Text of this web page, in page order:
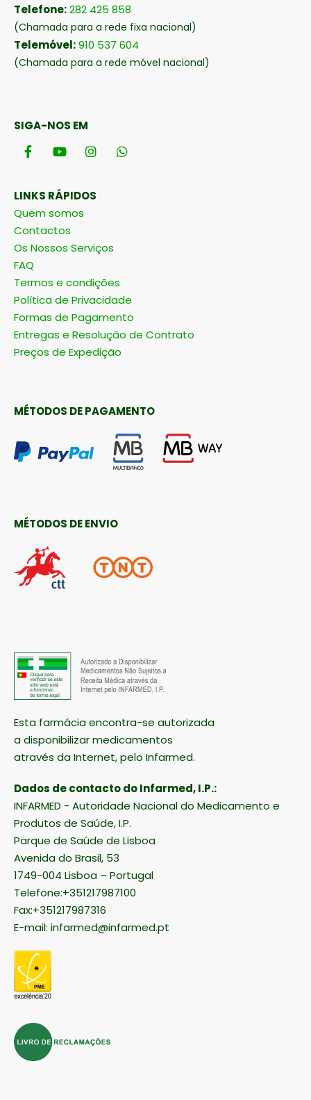
Telefone:282 425 858
(Chamada para a rede fixa nacional)
Telemóvel:910 537 604
(Chamada para a rede móvel nacional)
SIGA-NOS EM
LINKS RÁPIDOS
Quem somos
Contactos
Os Nossos Serviços
FAQ
Termos e condições
Política de Privacidade
Formas de Pagamento
Entregas e Resolução de Contrato
Preços de Expedição
MÉTODOS DE PAGAMENTO
MÉTODOS DE ENVIO
Esta farmácia encontra-se autorizada
a disponibilizar medicamentos
através da Internet, pelo Infarmed.
Dados de contacto do Infarmed, I.P.:
INFARMED - Autoridade Nacional do Medicamento e
Produtos de Saúde, I.P.
Parque de Saúde de Lisboa
Avenida do Brasil, 53
1749-004 Lisboa – Portugal
Telefone:+351217987100
Fax:+351217987316
E-mail: infarmed@infarmed.pt